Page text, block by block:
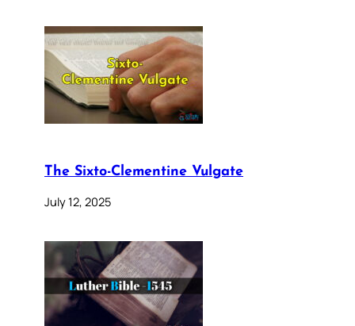
The Sixto-Clementine Vulgate
July 12, 2025